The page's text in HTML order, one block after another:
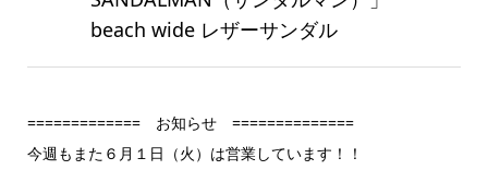
beach wide レザーサンダル
============= お知らせ ==============
今週もまた６月１日（火）は営業しています！！